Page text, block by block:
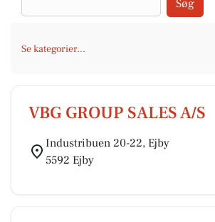
Søg
Se kategorier...
VBG GROUP SALES A/S
Industribuen 20-22, Ejby
5592 Ejby